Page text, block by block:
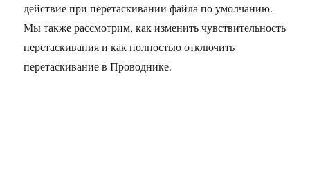
действие при перетаскивании файла по умолчанию.
Мы также рассмотрим, как изменить чувствительность
перетаскивания и как полностью отключить
перетаскивание в Проводнике.